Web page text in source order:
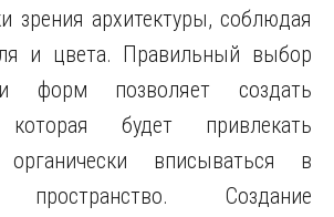
зрения архитектуры, соблюдая
и цвета. Правильный выбор
форм позволяет создать
будет привлекать
вписываться в
пространство. Создание